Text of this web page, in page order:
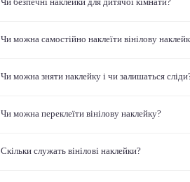
Чи безпечні наклейки для дитячої кімнати?
Чи можна самостійно наклеїти вінілову
Чи можна зняти наклейку і чи залишаться
Чи можна переклеїти вінілову наклейку?
Скільки служать вінілові наклейки?